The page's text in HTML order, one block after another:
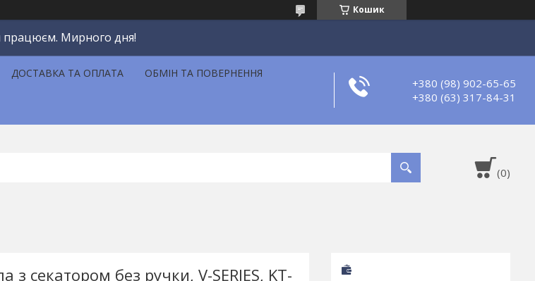
Кошик
Мирного дня!
ДОСТАВКА ТА ОПЛАТА ОБМІН ТА ПОВЕРНЕННЯ
+380 (98) 902-65-65
+380 (63) 317-84-31
з секатором без ручки, V-SERIES, KT-